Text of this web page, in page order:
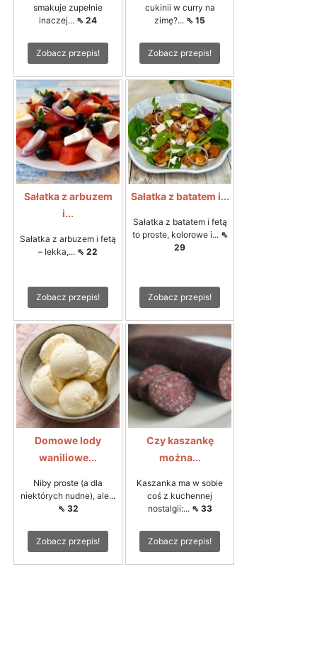
smakuje zupełnie
inaczej... ⇖ 24
Zobacz przepis!
cukinii w curry na
zimę?... ⇖ 15
Zobacz przepis!
Sałatka z arbuzem
i...
Sałatka z arbuzem i fetą
– lekka,... ⇖ 22
Zobacz przepis!
Sałatka z batatem i...
Sałatka z batatem i fetą
to proste, kolorowe i... ⇖
29
Zobacz przepis!
Domowe lody
waniliowe...
Niby proste (a dla
niektórych nudne), ale...
⇖ 32
Zobacz przepis!
Czy kaszankę
można...
Kaszanka ma w sobie
coś z kuchennej
nostalgii:... ⇖ 33
Zobacz przepis!